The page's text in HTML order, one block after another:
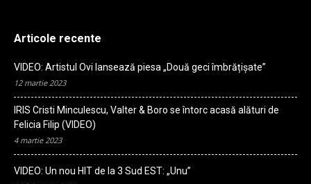
Articole recente
VIDEO: Artistul Ovi lansează piesa „Două geci îmbrățișate”
12 martie 2023
IRIS Cristi Minculescu, Valter & Boro se întorc acasă alături de
Felicia Filip (VIDEO)
4 martie 2023
VIDEO: Un nou HIT de la 3 Sud EST: „Unu”